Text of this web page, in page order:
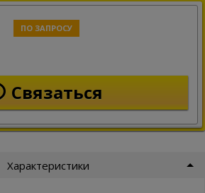
ПО ЗАПРОСУ
Связаться
Характеристики